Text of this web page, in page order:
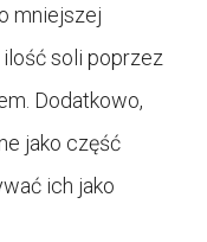
mniejszej
soli poprzez
Dodatkowo,
jako część
ich jako